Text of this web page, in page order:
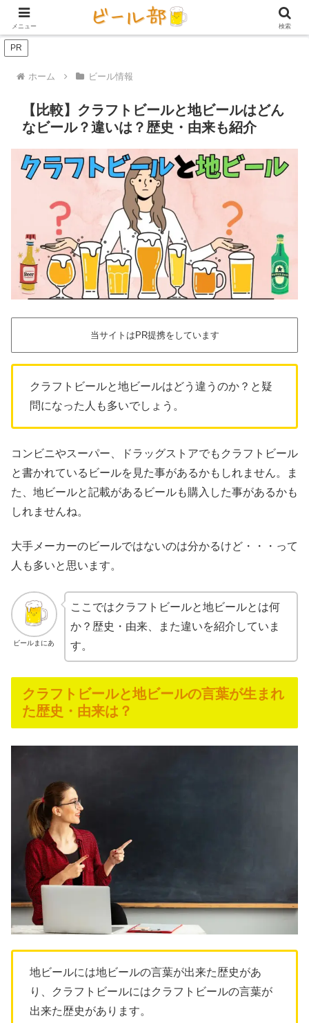
アイテム【ビール好き用】 家庭用ビー
PR
ホーム ビール情報
【比較】クラフトビールと地ビールはどん
なビール？違いは？歴史・由来も紹介
当サイトはPR提携をしています
クラフトビールと地ビールはどう違うのか？と疑
問になった人も多いでしょう。
コンビニやスーパー、ドラッグストアでもクラフトビール
と書かれているビールを見た事があるかもしれません。ま
た、地ビールと記載があるビールも購入した事があるかも
しれませんね。
大手メーカーのビールではないのは分かるけど・・・って
人も多いと思います。
ビールまにあ
ここではクラフトビールと地ビールとは何
か？歴史・由来、また違いを紹介していま
す。
クラフトビールと地ビールの言葉が生まれ
た歴史・由来は？
地ビールには地ビールの言葉が出来た歴史があ
り、クラフトビールにはクラフトビールの言葉が
出来た歴史があります。
メニュー 検索